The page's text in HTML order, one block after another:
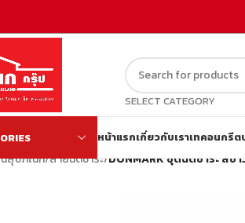
SELECT CATEGORY
หน้าแรกเกี่ยวกับเราเทคอนกรีต
สุขภัณฑ์/สายฉีดชำระ/DONMARK ชุดฉีดชำระ สีข